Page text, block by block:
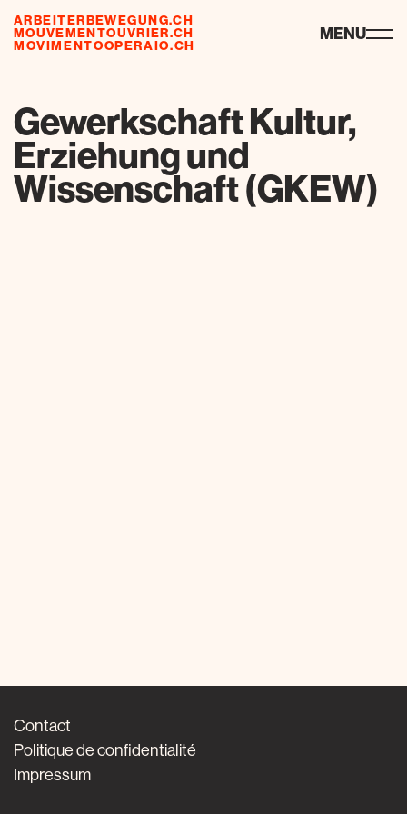
ARBEITERBEWEGUNG.CH
MOUVEMENTOUVRIER.CH
MOVIMENTOOPERAIO.CH
ressources MENU
Gewerkschaft Kultur,
Erziehung und
Wissenschaft (GKEW)
Contact
Politique de confidentialité
Impressum